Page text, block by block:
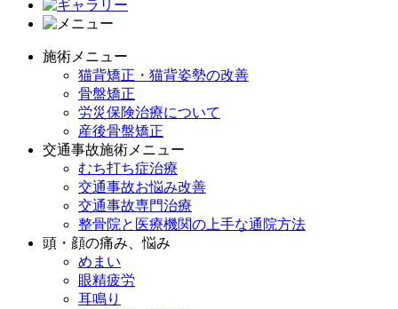
施術メニュー
猫背矯正・猫背姿勢の改善
骨盤矯正
労災保険治療について
産後骨盤矯正
交通事故施術メニュー
むち打ち症治療
交通事故お悩み改善
交通事故専門治療
整骨院と医療機関の上手な通院方法
頭・顔の痛み、悩み
めまい
眼精疲労
耳鳴り